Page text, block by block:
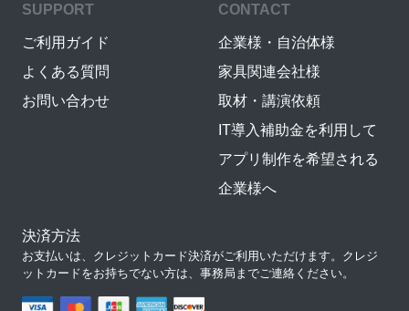
SUPPORT
ご利用ガイド
よくある質問
お問い合わせ
CONTACT
企業様・自治体様
家具関連会社様
取材・講演依頼
IT導入補助金を利用して
アプリ制作を希望される
企業様へ
決済方法
お支払いは、クレジットカード決済がご利用いただけます。クレジ
ットカードをお持ちでない方は、事務局までご連絡ください。